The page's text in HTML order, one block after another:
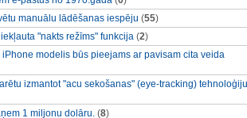
manuālu lādēšanas iespēju (55)
"nakts režīms" funkcija (2)
modelis būs pieejams ar pavisam cita veida
izmantot "acu sekošanas" (eye-tracking) tehnoloģiju
1 miljonu dolāru. (8)